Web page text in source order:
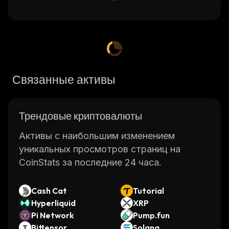
Связанные активы
Трендовые криптовалюты
Активы с наибольшим изменением
уникальных просмотров страниц на
CoinStats за последние 24 часа.
Cash Cat
Tutorial
Hyperliquid
XRP
Pi Network
Pump.fun